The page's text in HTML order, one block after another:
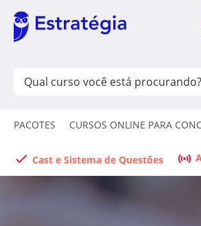
PACOTES CURSOS ONLINE PARA
Cast e Sistema de Questões